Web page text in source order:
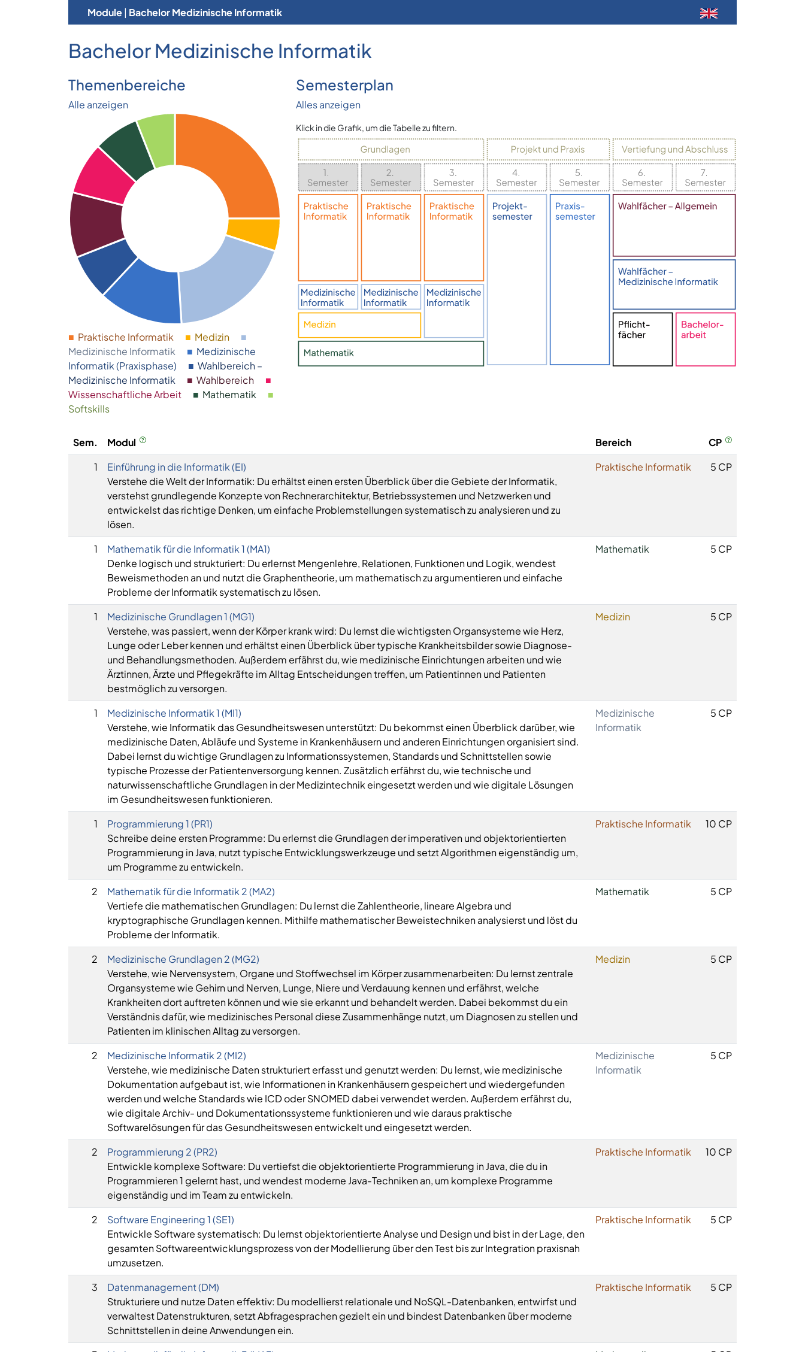
Module| Bachelor Medizinische Informatik
Bachelor Medizinische Informatik
Themenbereiche
Alle anzeigen
■ Praktische Informatik ■ Medizin
■
Medizinische Informatik
■ Medizinische
Informatik (Praxisphase)
■ Wahlbereich –
Medizinische Informatik
■ Wahlbereich
■
Wissenschaftliche Arbeit
■ Mathematik
■
Softskills
Semesterplan
Alles anzeigen
Klick in die Grafik, um die Tabelle zu filtern.
Sem. Modul Bereich
CP
1
Einführung in die Informatik (EI)
Verstehe die Welt der Informatik: Du erhältst einen ersten Überblick über die Gebiete der Informatik,
verstehst grundlegende Konzepte von Rechnerarchitektur, Betriebssystemen und Netzwerken und
entwickelst das richtige Denken, um einfache Problemstellungen systematisch zu analysieren und zu
lösen.
Praktische Informatik 5 CP
1
Mathematik für die Informatik 1 (MA1)
Denke logisch und strukturiert: Du erlernst Mengenlehre, Relationen, Funktionen und Logik, wendest
Beweismethoden an und nutzt die Graphentheorie, um mathematisch zu argumentieren und einfache
Probleme der Informatik systematisch zu lösen.
Mathematik 5 CP
1
Medizinische Grundlagen 1 (MG1)
Verstehe, was passiert, wenn der Körper krank wird: Du lernst die wichtigsten Organsysteme wie Herz,
Lunge oder Leber kennen und erhältst einen Überblick über typische Krankheitsbilder sowie Diagnose-
und Behandlungsmethoden. Außerdem erfährst du, wie medizinische Einrichtungen arbeiten und wie
Ärztinnen, Ärzte und Pflegekräfte im Alltag Entscheidungen treffen, um Patientinnen und Patienten
bestmöglich zu versorgen.
Medizin 5 CP
1
Medizinische Informatik 1 (MI1)
Verstehe, wie Informatik das Gesundheitswesen unterstützt: Du bekommst einen Überblick darüber, wie
medizinische Daten, Abläufe und Systeme in Krankenhäusern und anderen Einrichtungen organisiert sind.
Dabei lernst du wichtige Grundlagen zu Informationssystemen, Standards und Schnittstellen sowie
typische Prozesse der Patientenversorgung kennen. Zusätzlich erfährst du, wie technische und
naturwissenschaftliche Grundlagen in der Medizintechnik eingesetzt werden und wie digitale Lösungen
im Gesundheitswesen funktionieren.
Medizinische
Informatik
5 CP
1
Programmierung 1 (PR1)
Schreibe deine ersten Programme: Du erlernst die Grundlagen der imperativen und objektorientierten
Programmierung in Java, nutzt typische Entwicklungswerkzeuge und setzt Algorithmen eigenständig um,
um Programme zu entwickeln.
Praktische Informatik 10 CP
2
Mathematik für die Informatik 2 (MA2)
Vertiefe die mathematischen Grundlagen: Du lernst die Zahlentheorie, lineare Algebra und
kryptographische Grundlagen kennen. Mithilfe mathematischer Beweistechniken analysierst und löst du
Probleme der Informatik.
Mathematik 5 CP
2
Medizinische Grundlagen 2 (MG2)
Verstehe, wie Nervensystem, Organe und Stoffwechsel im Körper zusammenarbeiten: Du lernst zentrale
Organsysteme wie Gehirn und Nerven, Lunge, Niere und Verdauung kennen und erfährst, welche
Krankheiten dort auftreten können und wie sie erkannt und behandelt werden. Dabei bekommst du ein
Verständnis dafür, wie medizinisches Personal diese Zusammenhänge nutzt, um Diagnosen zu stellen und
Patienten im klinischen Alltag zu versorgen.
Medizin 5 CP
2
Medizinische Informatik 2 (MI2)
Verstehe, wie medizinische Daten strukturiert erfasst und genutzt werden: Du lernst, wie medizinische
Dokumentation aufgebaut ist, wie Informationen in Krankenhäusern gespeichert und wiedergefunden
werden und welche Standards wie ICD oder SNOMED dabei verwendet werden. Außerdem erfährst du,
wie digitale Archiv- und Dokumentationssysteme funktionieren und wie daraus praktische
Softwarelösungen für das Gesundheitswesen entwickelt und eingesetzt werden.
Medizinische
Informatik
5 CP
2
Programmierung 2 (PR2)
Entwickle komplexe Software: Du vertiefst die objektorientierte Programmierung in Java, die du in
Programmieren 1 gelernt hast, und wendest moderne Java-Techniken an, um komplexe Programme
eigenständig und im Team zu entwickeln.
Praktische Informatik 10 CP
2
Software Engineering 1 (SE1)
Entwickle Software systematisch: Du lernst objektorientierte Analyse und Design und bist in der Lage, den
gesamten Softwareentwicklungsprozess von der Modellierung über den Test bis zur Integration praxisnah
umzusetzen.
Praktische Informatik 5 CP
3
Datenmanagement (DM)
Strukturiere und nutze Daten effektiv: Du modellierst relationale und NoSQL-Datenbanken, entwirfst und
verwaltest Datenstrukturen, setzt Abfragesprachen gezielt ein und bindest Datenbanken über moderne
Schnittstellen in deine Anwendungen ein.
Praktische Informatik 5 CP